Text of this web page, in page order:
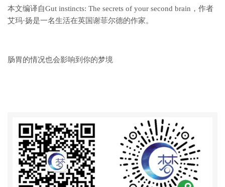
本文编译自Gut instincts: The secrets of your second brain，作者
艾玛·扬是一名生活在英国谢菲尔德的作家。
肠胃的情况也会影响到你的梦境